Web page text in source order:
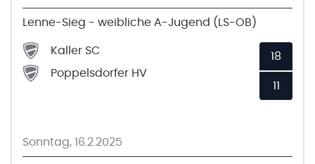
Lenne-Sieg - weibliche A-Jugend (LS-OB)
Kaller SC
Poppelsdorfer HV
18
11
Sonntag, 16.2.2025